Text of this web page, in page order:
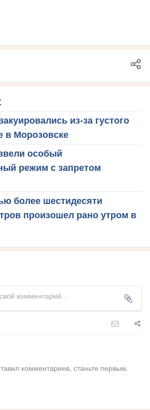
из-за густого
в Морозовске
особый
режим с запретом
более шестидесяти
произошел рано утром в
комментариев, станьте первым.